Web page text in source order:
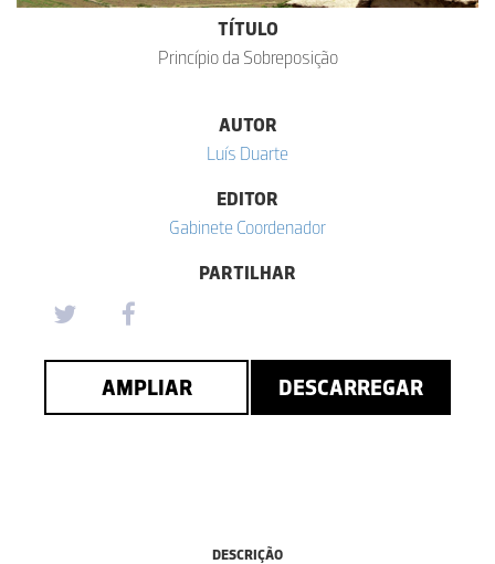
TÍTULO
Princípio da Sobreposição
AUTOR
Luís Duarte
EDITOR
Gabinete Coordenador
PARTILHAR
AMPLIAR DESCARREGAR
DESCRIÇÃO